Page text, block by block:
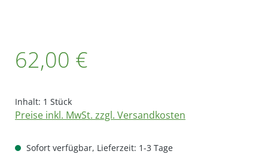
62,00 €
Inhalt: 1 Stück
Preise inkl. MwSt. zzgl. Versandkosten
Sofort verfügbar, Lieferzeit: 1-3 Tage